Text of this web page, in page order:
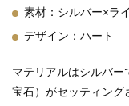
素材：シルバー×ラ
デザイン：ハート
マテリアルはシルバー
宝石）がセッティング